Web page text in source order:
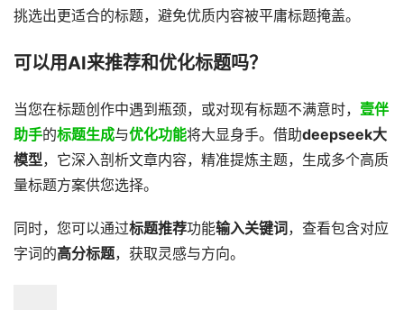
挑选出更适合的标题，避免优质内容被平庸标题掩盖。
可以用AI来推荐和优化标题吗？
当您在标题创作中遇到瓶颈，或对现有标题不满意时， 壹伴
助手的标题生成与优化功能将大显身手。借助deepseek大
模型，它深入剖析文章内容，精准提炼主题，生成多个高质
量标题方案供您选择。
同时，您可以通过标题推荐功能输入关键词 ，查看包含对应
字词的高分标题，获取灵感与方向。